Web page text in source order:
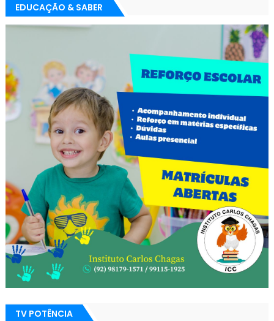
EDUCAÇÃO & SABER
TV POTÊNCIA